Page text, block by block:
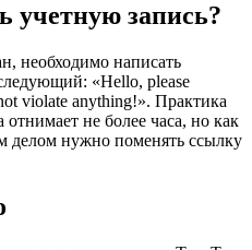
учетную запись?
необходимо написать
«Hello, please
violate anything!». Практика
отнимает не более часа, но как
делом нужно поменять ссылку